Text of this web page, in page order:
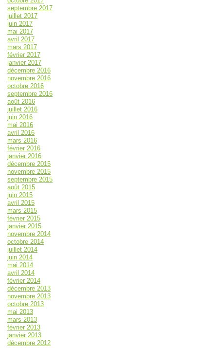
septembre 2017
juillet 2017
juin 2017
mai 2017
avril 2017
mars 2017
février 2017
janvier 2017
décembre 2016
novembre 2016
octobre 2016
septembre 2016
août 2016
juillet 2016
juin 2016
mai 2016
avril 2016
mars 2016
février 2016
janvier 2016
décembre 2015
novembre 2015
septembre 2015
août 2015
juin 2015
avril 2015
mars 2015
février 2015
janvier 2015
novembre 2014
octobre 2014
juillet 2014
juin 2014
mai 2014
avril 2014
février 2014
décembre 2013
novembre 2013
octobre 2013
mai 2013
mars 2013
février 2013
janvier 2013
décembre 2012